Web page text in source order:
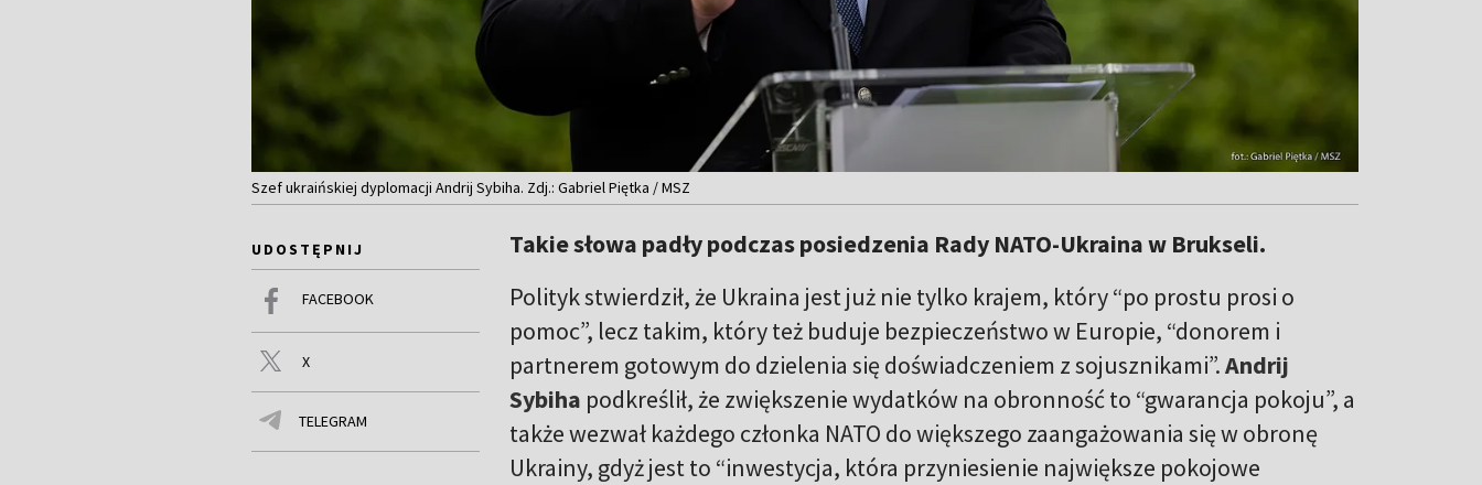
Szef ukraińskiej dyplomacji Andrij Sybiha. Zdj.: Gabriel Piętka / MSZ
UDOSTĘPNIJ
FACEBOOK
X
TELEGRAM
Takie słowa padły podczas posiedzenia Rady NATO-Ukraina w Brukseli.
Polityk stwierdził, że Ukraina jest już nie tylko krajem, który “po prostu prosi o
pomoc”, lecz takim, który też buduje bezpieczeństwo w Europie, “donorem i
partnerem gotowym do dzielenia się doświadczeniem z sojusznikami”.Andrij
Sybiha podkreślił, że zwiększenie wydatków na obronność to “gwarancja pokoju”, a
także wezwał każdego członka NATO do większego zaangażowania się w obronę
Ukrainy, gdyż jest to “inwestycja, która przyniesienie największe pokojowe